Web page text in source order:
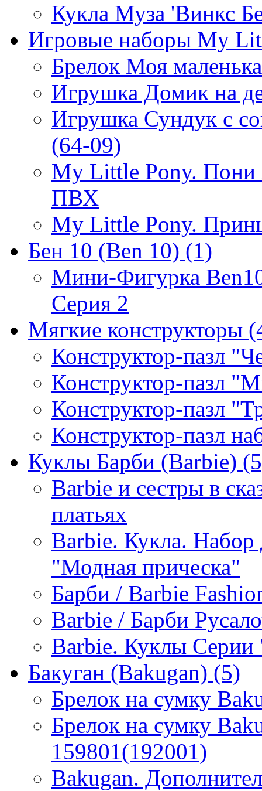
Кукла Муза 'Винкс
Игровые наборы My
Брелок Моя
Игрушка Домик на
Игрушка Сундук с
(64-09)
My Little Pony. Пони
ПВХ
My Little Pony.
Бен 10 (Ben 10) (1)
Мини-Фигурка Ben10
Серия 2
Мягкие конструкторы
Конструктор-пазл
Конструктор-пазл
Конструктор-пазл
Конструктор-пазл
Куклы Барби (Barbie)
Barbie и сестры в
платьях
Barbie. Кукла. Набор
"Модная прическа"
Барби / Barbie
Barbie / Барби
Barbie. Куклы
Бакуган (Bakugan) (5)
Брелок на сумку
Брелок на сумку
159801(192001)
Bakugan.